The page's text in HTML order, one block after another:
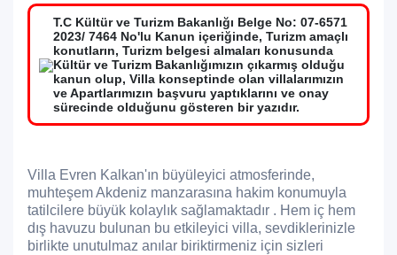
T.C Kültür ve Turizm Bakanlığı Belge No: 07-6571
2023/ 7464 No'lu Kanun içeriğinde, Turizm amaçlı
konutların, Turizm belgesi almaları konusunda
Kültür ve Turizm Bakanlığımızın çıkarmış olduğu
kanun olup, Villa konseptinde olan villalarımızın
ve Apartlarımızın başvuru yaptıklarını ve onay
sürecinde olduğunu gösteren bir yazıdır.
Villa Evren Kalkan'ın büyüleyici atmosferinde,
muhteşem Akdeniz manzarasına hakim konumuyla
tatilcilere büyük kolaylık sağlamaktadır . Hem iç hem
dış havuzu bulunan bu etkileyici villa, sevdiklerinizle
birlikte unutulmaz anılar biriktirmeniz için sizleri